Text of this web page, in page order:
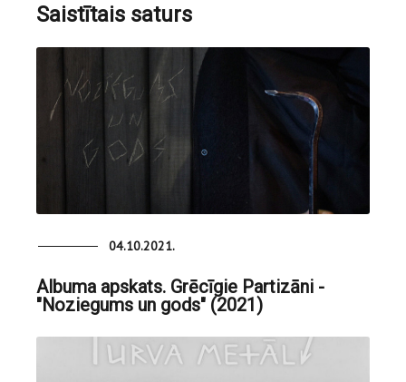
Saistītais saturs
04.10.2021.
Albuma apskats. Grēcīgie Partizāni -
"Noziegums un gods" (2021)